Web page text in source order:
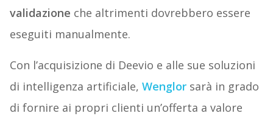
validazione che altrimenti dovrebbero essere
eseguiti manualmente.
Con l’acquisizione di Deevio e alle sue soluzioni
di intelligenza artificiale, Wenglor sarà in grado
di fornire ai propri clienti un’offerta a valore